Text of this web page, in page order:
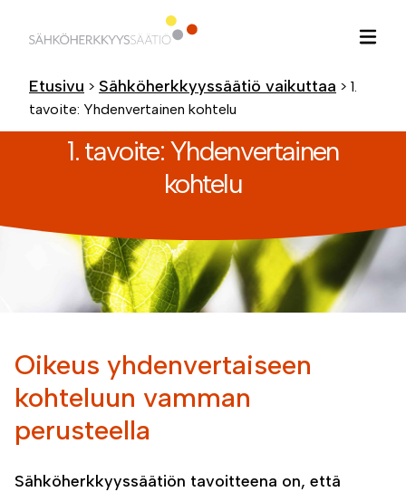
sisältöön
Etusivu > Sähköherkkyyssäätiö vaikuttaa > 1.
tavoite: Yhdenvertainen kohtelu
1. tavoite: Yhdenvertainen
kohtelu
Oikeus yhdenvertaiseen
kohteluun vamman
perusteella
Sähköherkkyyssäätiön tavoitteena on, että